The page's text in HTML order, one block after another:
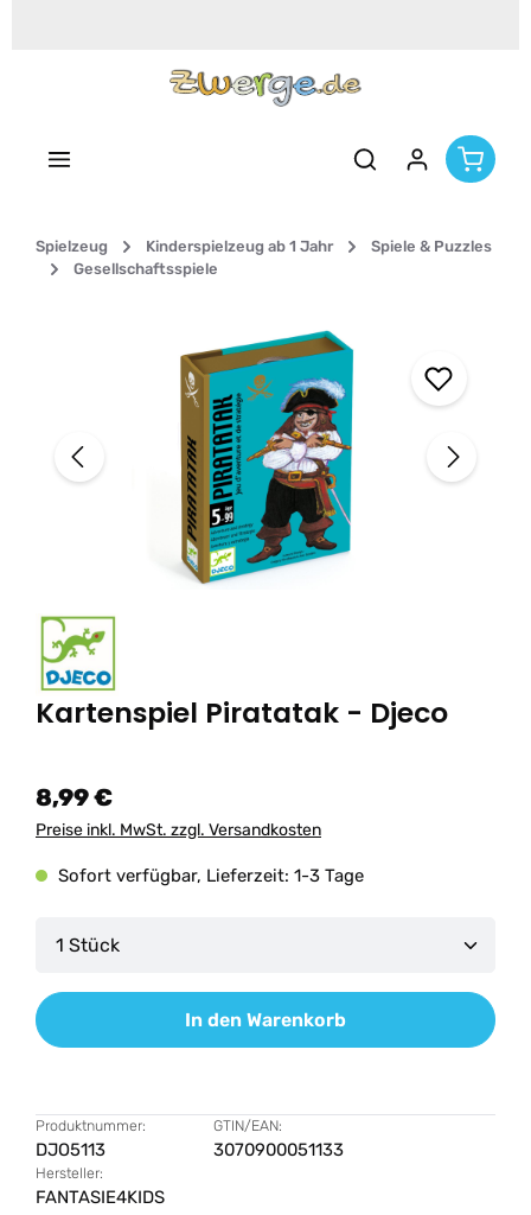
Spielzeug Kinderspielzeug ab 1 Jahr
Spiele & Puzzles
Gesellschaftsspiele
Kartenspiel Piratatak - Djeco
8,99 €
Preise inkl. MwSt. zzgl. Versandkosten
Sofort verfügbar, Lieferzeit: 1-3 Tage
Produkt Anzahl: Gib den gewünschten Wert
In den Warenkorb
Produktnummer:
DJO5113
GTIN/EAN:
3070900051133
Hersteller:
FANTASIE4KIDS